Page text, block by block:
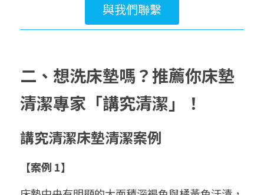
與我們聯繫
二、想洗床墊嗎？推薦你床墊
清潔專家「講究清潔」！
講究清潔床墊清潔案例
【案例 1】